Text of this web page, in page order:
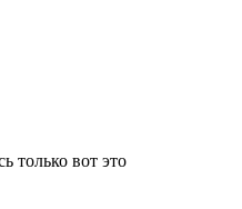
только вот это